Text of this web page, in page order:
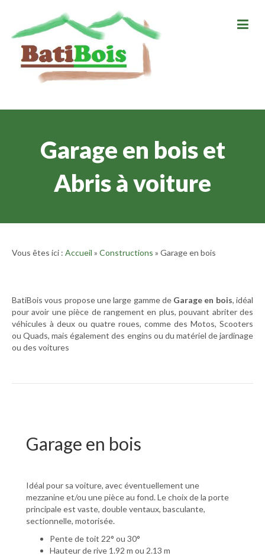
Garage en bois et
Abris à voiture
Vous êtes ici : Accueil » Constructions » Garage en bois
BatiBois vous propose une large gamme de Garage en bois, idéal
pour avoir une pièce de rangement en plus, pouvant abriter des
véhicules à deux ou quatre roues, comme des Motos, Scooters
ou Quads, mais également des engins ou du matériel de jardinage
ou des voitures
Garage en bois
Idéal pour sa voiture, avec éventuellement une
mezzanine et/ou une pièce au fond. Le choix de la porte
principale est vaste, double ventaux, basculante,
sectionnelle, motorisée.
Pente de toit 22° ou 30°
Hauteur de rive 1.92 m ou 2.13 m